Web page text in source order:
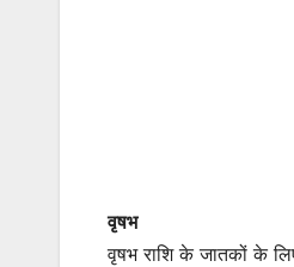
वृषभ
वृषभ राशि के जातकों के